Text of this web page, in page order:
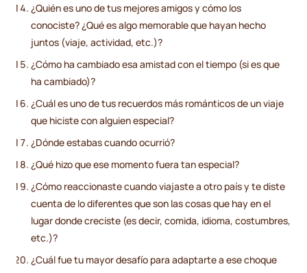
¿Quién es uno de tus mejores amigos y cómo los
conociste? ¿Qué es algo memorable que hayan hecho
juntos (viaje, actividad, etc.)?
¿Cómo ha cambiado esa amistad con el tiempo (si es que
ha cambiado)?
¿Cuál es uno de tus recuerdos más románticos de un viaje
que hiciste con alguien especial?
¿Dónde estabas cuando ocurrió?
¿Qué hizo que ese momento fuera tan especial?
¿Cómo reaccionaste cuando viajaste a otro país y te diste
cuenta de lo diferentes que son las cosas que hay en el
lugar donde creciste (es decir, comida, idioma, costumbres,
etc.)?
¿Cuál fue tu mayor desafío para adaptarte a ese choque